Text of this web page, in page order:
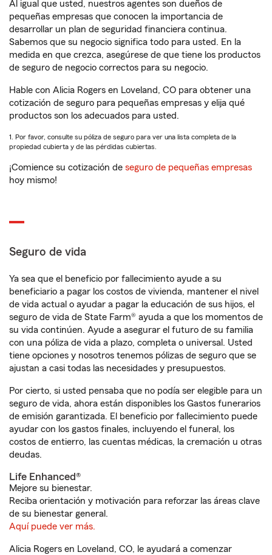
Al igual que usted, nuestros agentes son dueños de
pequeñas empresas que conocen la importancia de
desarrollar un plan de seguridad financiera continua.
Sabemos que su negocio significa todo para usted. En la
medida en que crezca, asegúrese de que tiene los productos
de seguro de negocio correctos para su negocio.
Hable con Alicia Rogers en Loveland, CO para obtener una
cotización de seguro para pequeñas empresas y elija qué
productos son los adecuados para usted.
1. Por favor, consulte su póliza de seguro para ver una lista completa de la
propiedad cubierta y de las pérdidas cubiertas.
¡Comience su cotización de seguro de pequeñas empresas
hoy mismo!
Seguro de vida
Ya sea que el beneficio por fallecimiento ayude a su
beneficiario a pagar los costos de vivienda, mantener el nivel
de vida actual o ayudar a pagar la educación de sus hijos, el
seguro de vida de State Farm® ayuda a que los momentos de
su vida continúen. Ayude a asegurar el futuro de su familia
con una póliza de vida a plazo, completa o universal. Usted
tiene opciones y nosotros tenemos pólizas de seguro que se
ajustan a casi todas las necesidades y presupuestos.
Por cierto, si usted pensaba que no podía ser elegible para un
seguro de vida, ahora están disponibles los Gastos funerarios
de emisión garantizada. El beneficio por fallecimiento puede
ayudar con los gastos finales, incluyendo el funeral, los
costos de entierro, las cuentas médicas, la cremación u otras
deudas.
Life Enhanced®
Mejore su bienestar.
Reciba orientación y motivación para reforzar las áreas clave
de su bienestar general.
Aquí puede ver más.
Alicia Rogers en Loveland, CO, le ayudará a comenzar